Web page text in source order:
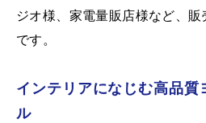
ジオ様、家電量販店様など、
です。
インテリアになじむ高品質
ル